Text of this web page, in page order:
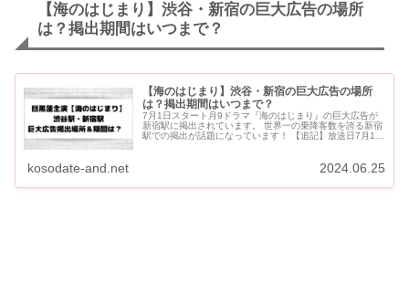
【海のはじまり】渋谷・新宿の巨大広告の場所
は？掲出期間はいつまで？
【海のはじまり】渋谷・新宿の巨大広告の場所
は？掲出期間はいつまで？
7月1日スタート月9ドラマ『海のはじまり』の巨大広告が
新宿駅に掲出されています。 世界一の乗降客数を誇る新宿
駅での掲出が話題になっています！ 【追記】放送日7月1日
kosodate-and.net 2024.06.25